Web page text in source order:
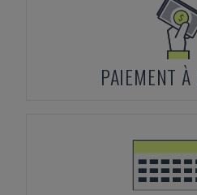
PAIEMENT À